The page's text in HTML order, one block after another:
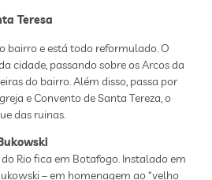
Teresa
bairro e está todo reformulado. O
cidade, passando sobre os Arcos da
do bairro. Além disso, passa por
e Convento de Santa Tereza, o
das ruinas.
Rio fica em Botafogo. Instalado em
– em homenagem ao “velho